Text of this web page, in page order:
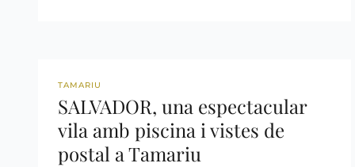
REF: 3030
TAMARIU
SALVADOR, una espectacular
vila amb piscina i vistes de
postal a Tamariu